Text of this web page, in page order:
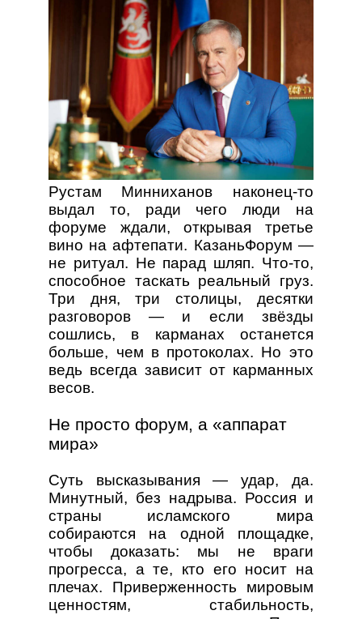
Рустам Минниханов наконец-то
выдал то, ради чего люди на
форуме ждали, открывая третье
вино на афтепати. КазаньФорум —
не ритуал. Не парад шляп. Что-то,
способное таскать реальный груз.
Три дня, три столицы, десятки
разговоров — и если звёзды
сошлись, в карманах останется
больше, чем в протоколах. Но это
ведь всегда зависит от карманных
весов.
Не просто форум, а «аппарат
мира»
Суть высказывания — удар, да.
Минутный, без надрыва. Россия и
страны исламского мира
собираются на одной площадке,
чтобы доказать: мы не враги
прогресса, а те, кто его носит на
плечах. Приверженность мировым
ценностям, стабильность,